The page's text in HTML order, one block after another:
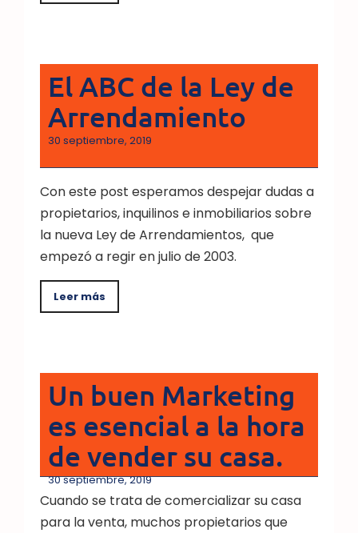
El ABC de la Ley de
Arrendamiento
30 septiembre, 2019
Con este post esperamos despejar dudas a
propietarios, inquilinos e inmobiliarios sobre
la nueva Ley de Arrendamientos, que
empezó a regir en julio de 2003.
Leer más
Un buen Marketing
es esencial a la hora
de vender su casa.
30 septiembre, 2019
Cuando se trata de comercializar su casa
para la venta, muchos propietarios que